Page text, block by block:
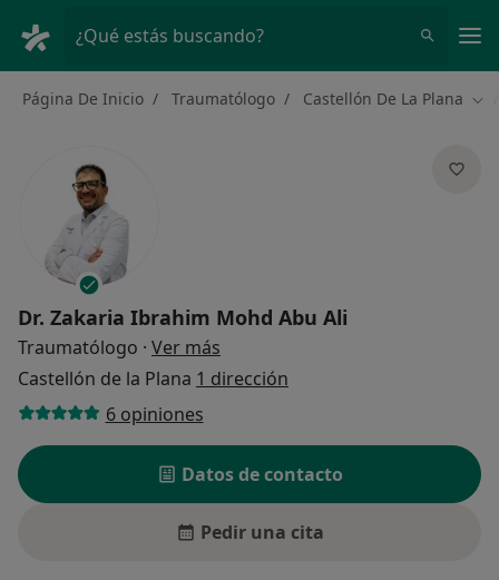
¿Qué estás buscando?
Página De Inicio Traumatólogo Castellón De La Plana
Dr. Zakaria Ibrahim Mohd Abu Ali
Traumatólogo · Ver más
Castellón de la Plana 1 dirección
6 opiniones
Datos de contacto
Pedir una cita